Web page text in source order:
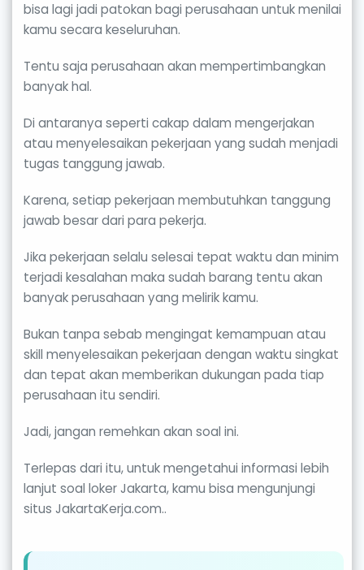
bisa lagi jadi patokan bagi perusahaan untuk menilai
kamu secara keseluruhan.
Tentu saja perusahaan akan mempertimbangkan
banyak hal.
Di antaranya seperti cakap dalam mengerjakan
atau menyelesaikan pekerjaan yang sudah menjadi
tugas tanggung jawab.
Karena, setiap pekerjaan membutuhkan tanggung
jawab besar dari para pekerja.
Jika pekerjaan selalu selesai tepat waktu dan minim
terjadi kesalahan maka sudah barang tentu akan
banyak perusahaan yang melirik kamu.
Bukan tanpa sebab mengingat kemampuan atau
skill menyelesaikan pekerjaan dengan waktu singkat
dan tepat akan memberikan dukungan pada tiap
perusahaan itu sendiri.
Jadi, jangan remehkan akan soal ini.
Terlepas dari itu, untuk mengetahui informasi lebih
lanjut soal loker Jakarta, kamu bisa mengunjungi
situs JakartaKerja.com..